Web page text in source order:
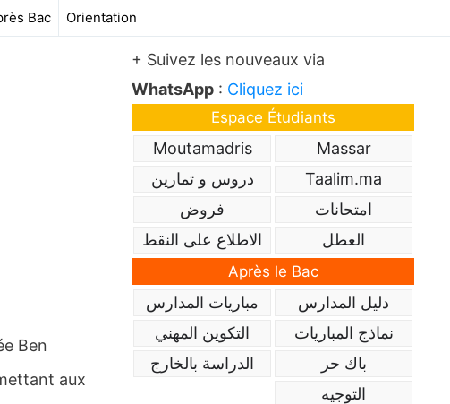
Bac Orientation
Ben
aux
+ Suivez les nouveaux via
WhatsApp : Cliquez ici
Espace Étudiants
Massar
Moutamadris
Taalim.ma
دروس و تمارين
امتحانات
فروض
العطل
الاطلاع على النقط
Après le Bac
دليل المدارس
مباريات المدارس
نماذج المباريات
التكوين المهني
باك حر
الدراسة بالخارج
التوجيه